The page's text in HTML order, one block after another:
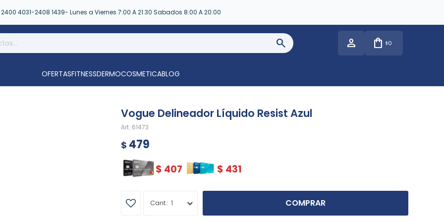
2400 4031-2408 1439- Lunes a Viernes 7:00 A 21:30 Sabados 8:00 A 20:00
$0
OFERTASFITNESSDERMOCOSMETICABLOG
Vogue Delineador Líquido Resist Azul
61473
$ 479
$ 407 $ 431
1 COMPRAR